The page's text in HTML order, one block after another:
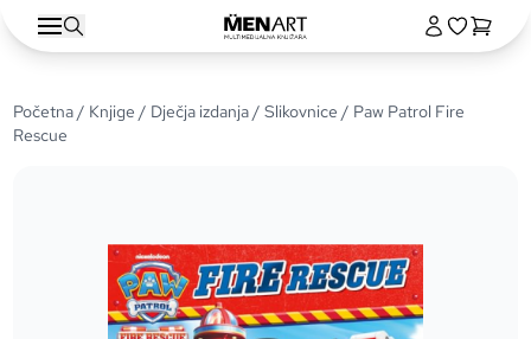
Početna/ Knjige / Dječja izdanja/Slikovnice / Paw Patrol Fire
Rescue